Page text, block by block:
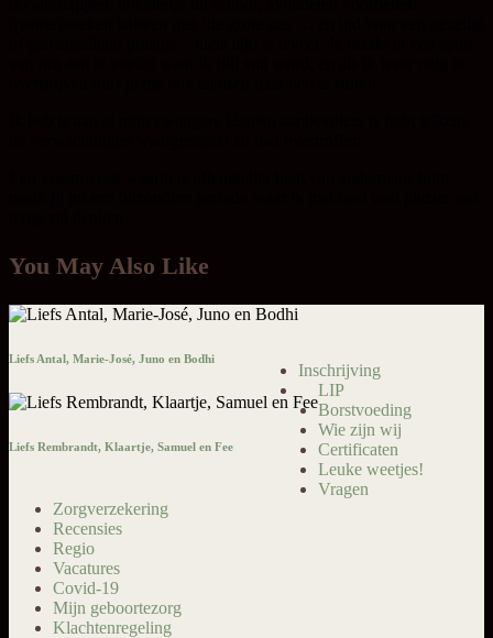
You May Also Like
Liefs Antal, Marie-José, Juno en Bodhi
Liefs Rembrandt, Klaartje, Samuel en Fee
Inschrijving
LIP
Borstvoeding
Wie zijn wij
Certificaten
Leuke weetjes!
Vragen
Zorgverzekering
Recensies
Regio
Vacatures
Covid-19
Mijn geboortezorg
Klachtenregeling